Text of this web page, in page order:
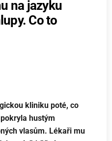
na jazyku
Co to
kliniku poté, co
hustým
vlasům. Lékaři mu